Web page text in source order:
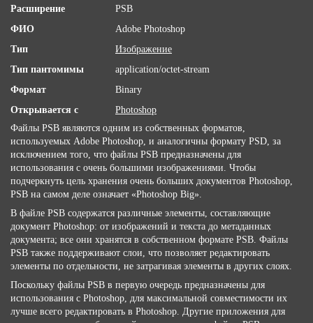
Расширение
PSB
ФИО
Adobe Photoshop
Тип
Изображение
Тип пантомимы
application/octet-stream
Формат
Binary
Открывается с
Photoshop
Файлы PSB являются одним из собственных форматов,
используемых Adobe Photoshop, и аналогичны формату PSD, за
исключением того, что файлы PSB предназначены для
использования с очень большими изображениями. Чтобы
подчеркнуть цель хранения очень больших документов Photoshop,
PSB на самом деле означает «Photoshop Big».
В файле PSB содержатся различные элементы, составляющие
документ Photoshop: от изображений и текста до метаданных
документа; все они хранятся в собственном формате PSB. Файлы
PSB также поддерживают слои, что позволяет редактировать
элементы по отдельности, не затрагивая элементы в других слоях.
Поскольку файлы PSB в первую очередь предназначены для
использования с Photoshop, для максимальной совместимости их
лучше всего редактировать в Photoshop. Другие приложения для